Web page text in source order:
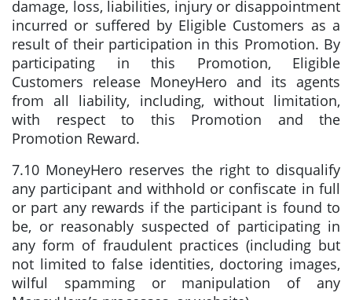
damage, loss, liabilities, injury or disappointment
incurred or suffered by Eligible Customers as a
result of their participation in this Promotion. By
participating in this Promotion, Eligible
Customers release MoneyHero and its agents
from all liability, including, without limitation,
with respect to this Promotion and the
Promotion Reward.
7.10 MoneyHero reserves the right to disqualify
any participant and withhold or confiscate in full
or part any rewards if the participant is found to
be, or reasonably suspected of participating in
any form of fraudulent practices (including but
not limited to false identities, doctoring images,
wilful spamming or manipulation of any